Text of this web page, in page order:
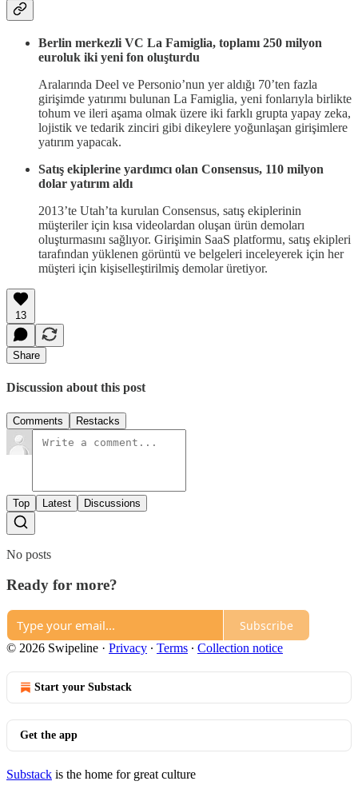
Berlin merkezli VC La Famiglia, toplamı 250 milyon
euroluk iki yeni fon oluşturdu
Aralarında Deel ve Personio’nun yer aldığı 70’ten fazla
girişimde yatırımı bulunan La Famiglia, yeni fonlarıyla birlikte
tohum ve ileri aşama olmak üzere iki farklı grupta yapay zeka,
lojistik ve tedarik zinciri gibi dikeylere yoğunlaşan girişimlere
yatırım yapacak.
Satış ekiplerine yardımcı olan Consensus, 110 milyon
dolar yatırım aldı
2013’te Utah’ta kurulan Consensus, satış ekiplerinin
müşteriler için kısa videolardan oluşan ürün demoları
oluşturmasını sağlıyor. Girişimin SaaS platformu, satış ekipleri
tarafından yüklenen görüntü ve belgeleri inceleyerek için her
müşteri için kişiselleştirilmiş demolar üretiyor.
13
Share
Discussion about this post
Comments Restacks
Top Latest Discussions
No posts
Ready for more?
Subscribe
© 2026 Swipeline · Privacy ∙ Terms ∙ Collection notice
Start your Substack
Get the app
Substack is the home for great culture